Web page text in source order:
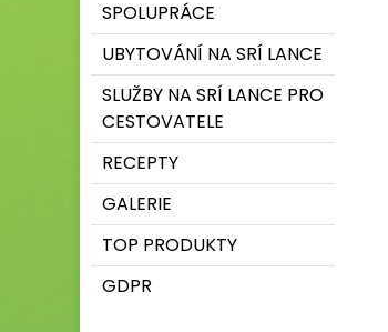
SPOLUPRÁCE
UBYTOVÁNÍ NA SRÍ LANCE
SLUŽBY NA SRÍ LANCE PRO
CESTOVATELE
RECEPTY
GALERIE
TOP PRODUKTY
GDPR